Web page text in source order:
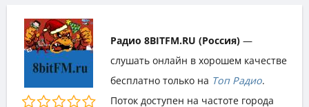
Радио 8BITFM.RU (Россия) —
слушать онлайн в хорошем качестве
бесплатно только на Топ Радио.
Поток доступен на частоте города